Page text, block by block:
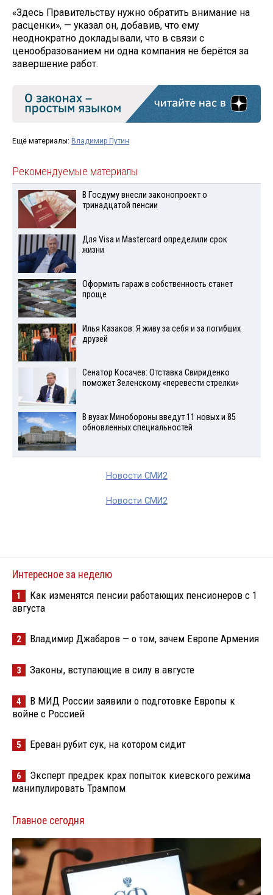
«Здесь Правительству нужно обратить внимание на
расценки», — указал он, добавив, что ему
неоднократно докладывали, что в связи с
ценообразованием ни одна компания не берётся за
завершение работ.
Ещё материалы: Владимир Путин
Рекомендуемые материалы
В Госдуму внесли законопроект о
тринадцатой пенсии
Для Visа и Mastercard определили срок
жизни
Оформить гараж в собственность станет
проще
Илья Казаков: Я живу за себя и за погибших
друзей
Сенатор Косачев: Отставка Свириденко
поможет Зеленскому «перевести стрелки»
В вузах Минобороны введут 11 новых и 85
обновленных специальностей
Новости СМИ2
Новости СМИ2
Интересное за неделю
1
Как изменятся пенсии работающих пенсионеров с 1
августа
2 Владимир Джабаров — о том, зачем Европе Армения
3 Законы, вступающие в силу в августе
4
В МИД России заявили о подготовке Европы к
войне с Россией
5 Ереван рубит сук, на котором сидит
6
Эксперт предрек крах попыток киевского режима
манипулировать Трампом
Главное сегодня